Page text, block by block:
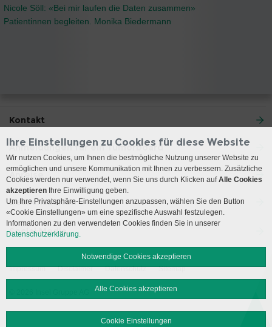
Nicole Söll: «Bei mir laufen die Daten zusammen»
Patientinnen begleiten. Monika Biedermann
Kontakt
Anmeldungen für ein Tumorboard
Anreise
Besuchszeiten
Social Media
Impressum Disclaimer Datenschutz Sitemap
Ihre Einstellungen zu Cookies für diese Website
Wir nutzen Cookies, um Ihnen die bestmögliche Nutzung unserer Website zu
ermöglichen und unsere Kommunikation mit Ihnen zu verbessern. Zusätzliche
Cookies werden nur verwendet, wenn Sie uns durch Klicken aufAlle Cookies
akzeptieren Ihre Einwilligung geben.
Um Ihre Privatsphäre-Einstellungen anzupassen, wählen Sie den Button
«Cookie Einstellungen» um eine spezifische Auswahl festzulegen.
Informationen zu den verwendeten Cookies finden Sie in unserer
Datenschutzerklärung.
Notwendige Cookies akzeptieren
Alle Cookies akzeptieren
Cookie Einstellungen